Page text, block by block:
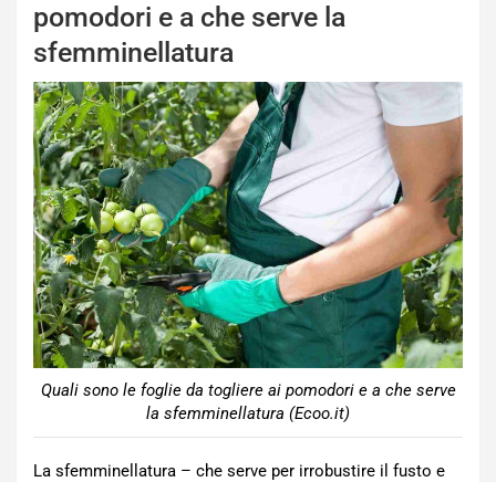
pomodori e a che serve la
sfemminellatura
Quali sono le foglie da togliere ai pomodori e a che serve
la sfemminellatura (Ecoo.it)
La sfemminellatura – che serve per irrobustire il fusto e